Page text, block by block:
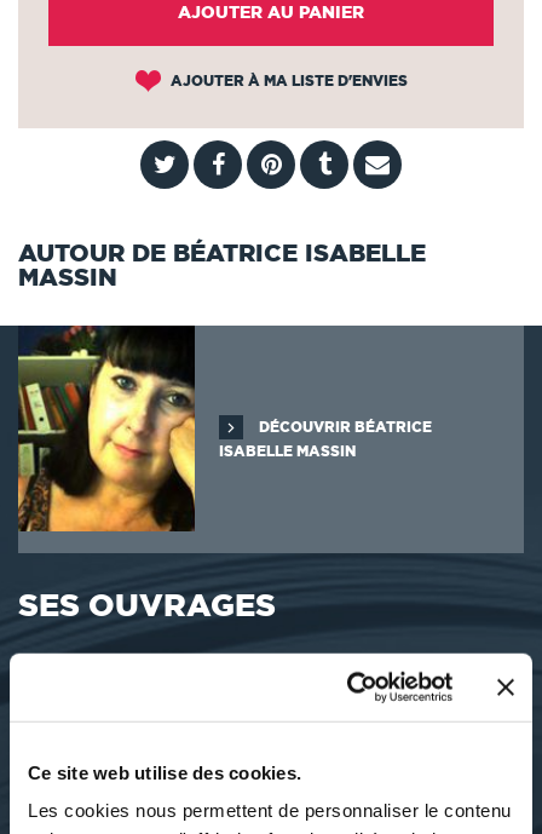
Ce site web utilise des cookies.
Les cookies nous permettent de personnaliser le contenu
AJOUTER AU PANIER
AJOUTER À MA LISTE D'ENVIES
AUTOUR DE BÉATRICE ISABELLE
MASSIN
DÉCOUVRIR BÉATRICE
ISABELLE MASSIN
SES OUVRAGES